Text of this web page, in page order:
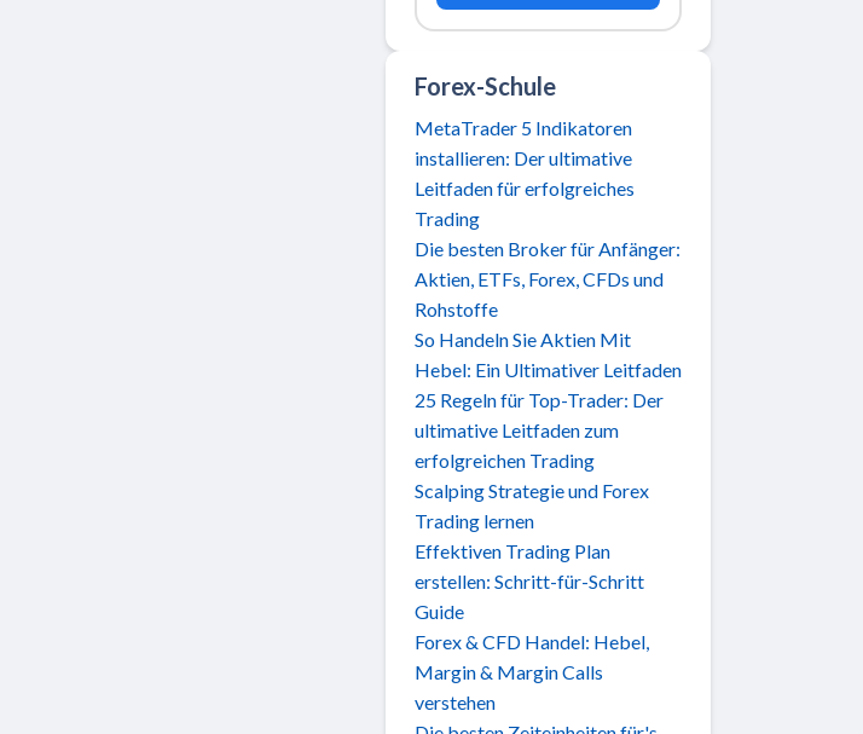
Forex-Schule
MetaTrader 5 Indikatoren
installieren: Der ultimative
Leitfaden für erfolgreiches
Trading
Die besten Broker für Anfänger:
Aktien, ETFs, Forex, CFDs und
Rohstoffe
So Handeln Sie Aktien Mit
Hebel: Ein Ultimativer Leitfaden
25 Regeln für Top-Trader: Der
ultimative Leitfaden zum
erfolgreichen Trading
Scalping Strategie und Forex
Trading lernen
Effektiven Trading Plan
erstellen: Schritt-für-Schritt
Guide
Forex & CFD Handel: Hebel,
Margin & Margin Calls
verstehen